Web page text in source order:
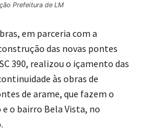
Prefeitura de LM
em parceria com a
das novas pontes
390, realizou o içamento das
às obras de
de arame, que fazem o
o bairro Bela Vista, no